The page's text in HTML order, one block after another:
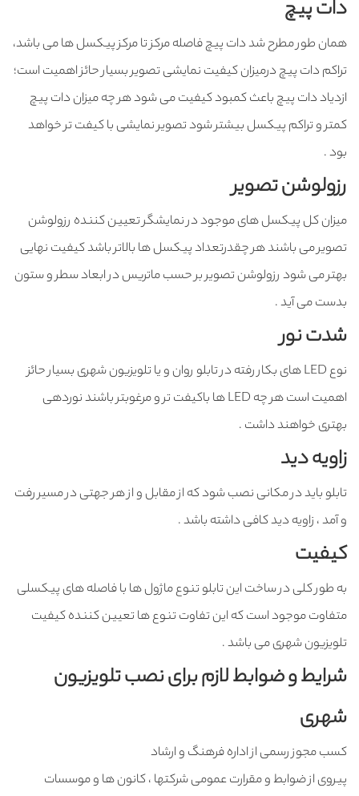
دات پیچ
همان طور مطرح شد دات پیچ فاصله مرکز تا مرکز پیکسل ها می باشد،
تراکم دات پیچ درمیزان کیفیت نمایشی تصویر بسیار حائز اهمیت است؛
ازدیاد دات پیچ باعث کمبود کیفیت می شود هر چه میزان دات پیچ
کمتر و تراکم پیکسل بیشتر شود تصویر نمایشی با کیفت تر خواهد
بود .
رزولوشن تصویر
میزان کل پیکسل های موجود در نمایشگر تعیین کننده رزولوشن
تصویر می باشند هر چقدرتعداد پیکسل ها بالاتر باشد کیفیت نهایی
بهتر می شود رزولوشن تصویر بر حسب ماتریس در ابعاد سطر و ستون
بدست می آید .
شدت نور
نوع LED های بکار رفته در تابلو روان و یا تلویزیون شهری بسیار حائز
اهمیت است هر چه LED ها باکیفت تر و مرغوبتر باشند نوردهی
بهتری خواهند داشت .
زاویه دید
تابلو باید در مکانی نصب شود که از مقابل و از هر جهتی در مسیر رفت
و آمد ، زاویه دید کافی داشته باشد .
کیفیت
به طور کلی در ساخت این تابلو تنوع ماژول ها با فاصله های پیکسلی
متفاوت موجود است که این تفاوت تنوع ها تعیین کننده کیفیت
تلویزیون شهری می باشد .
شرایط و ضوابط لازم برای نصب تلویزیون
شهری
کسب مجوز رسمی از اداره فرهنگ و ارشاد
پیروی از ضوابط و مقرارت عمومی شرکتها ، کانون ها و موسسات